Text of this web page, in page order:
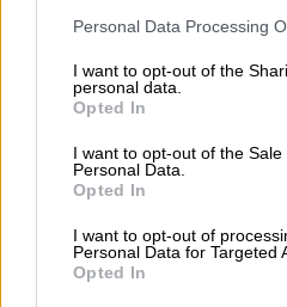
Please note that this website/
not limited to your visit or usage
grant or deny consent to
use your data for below
consent section.
Personal Data Processing
I want to opt-out of the
personal data.
Opted In
I want to opt-out of the Sale
Personal Data.
Opted In
I want to opt-out of
Personal Data for Targeted
Opted In
λιμενικοί έσπευσαν στο
ΔΙΑΒΑΣΤΕ ΕΠΙΣΗΣ
Ελλάδα|21.01.2022 08:10
Τροχαίο δυστύχημα
Νεκρός 21χρονος -
κόντρες - Βίντεο